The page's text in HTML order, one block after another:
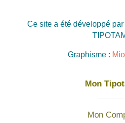
Ce site a été développé
Graphisme :
Mon
Mon